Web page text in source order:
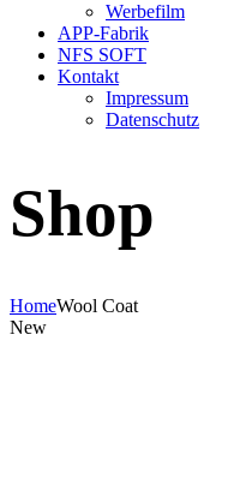
Werbefilm
APP-Fabrik
NFS SOFT
Kontakt
Impressum
Datenschutz
Shop
HomeWool Coat
New